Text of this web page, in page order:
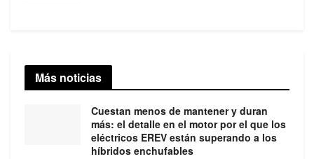
Más noticias
Cuestan menos de mantener y duran
más: el detalle en el motor por el que los
eléctricos EREV están superando a los
híbridos enchufables